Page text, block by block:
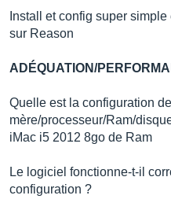
Install et config super
sur Reason
ADÉQUATION/
Quelle est la configuration
mère/processeur/Ram/
iMac i5 2012 8go de Ram
Le logiciel fonctionne-t-il
configuration ?